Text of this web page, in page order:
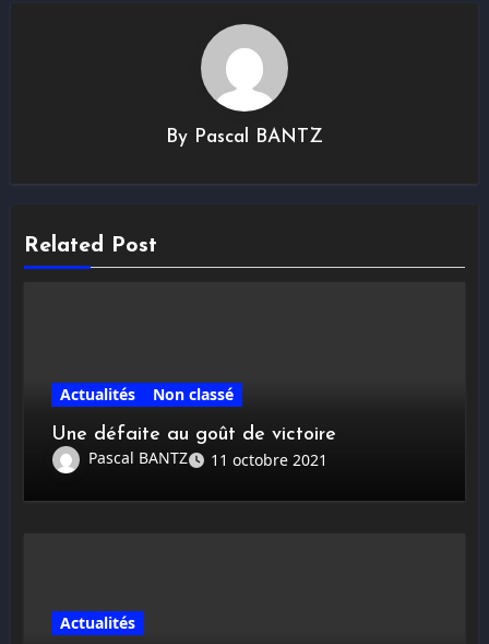
By Pascal BANTZ
Related Post
Actualités
Non classé
Une défaite au goût de victoire
Pascal BANTZ
11 octobre 2021
Actualités